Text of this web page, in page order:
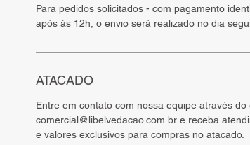
Para pedidos solicitados - com pagamento
após às 12h, o envio será realizado no dia
ATACADO
Entre em contato com nossa equipe através do
comercial@libelvedacao.com.br e receba
e valores exclusivos para compras no atacado.